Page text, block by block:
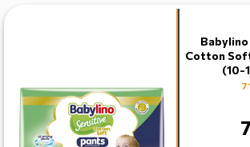
Cotton
(10-